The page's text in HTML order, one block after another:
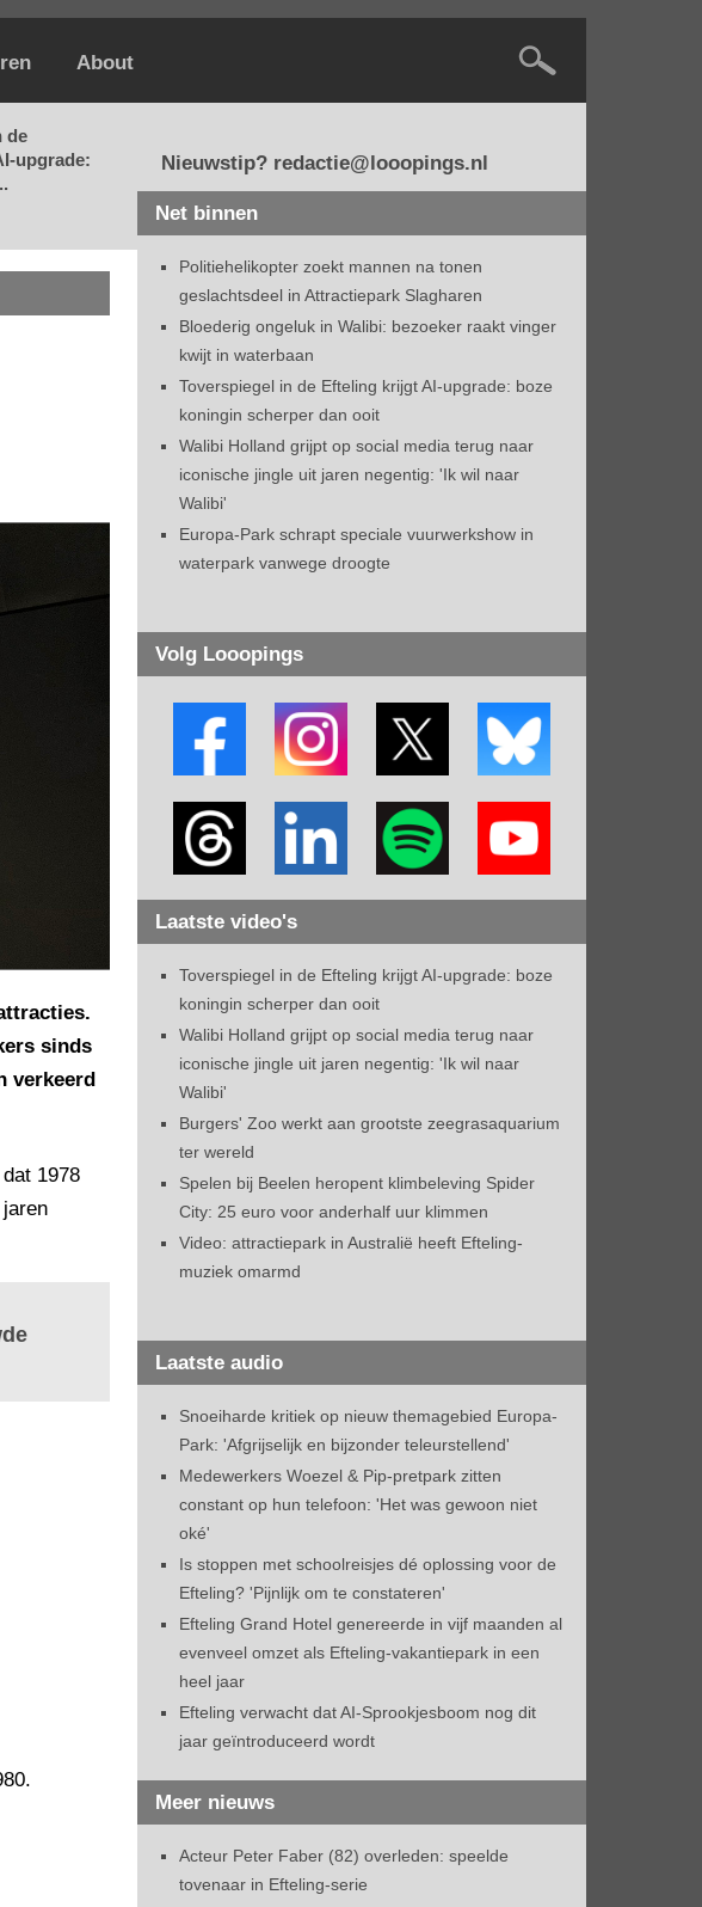
About
de
upgrade:
sinds
verkeerd
1978
Nieuwstip? redactie@looopings.nl
Net binnen
Politiehelikopter zoekt mannen na tonen
geslachtsdeel in Attractiepark Slagharen
Bloederig ongeluk in Walibi: bezoeker raakt vinger
kwijt in waterbaan
Toverspiegel in de Efteling krijgt AI-upgrade: boze
koningin scherper dan ooit
Walibi Holland grijpt op social media terug naar
iconische jingle uit jaren negentig: 'Ik wil naar
Walibi'
Europa-Park schrapt speciale vuurwerkshow in
waterpark vanwege droogte
Volg Looopings
Laatste video's
Toverspiegel in de Efteling krijgt AI-upgrade: boze
koningin scherper dan ooit
Walibi Holland grijpt op social media terug naar
iconische jingle uit jaren negentig: 'Ik wil naar
Walibi'
Burgers' Zoo werkt aan grootste zeegrasaquarium
ter wereld
Spelen bij Beelen heropent klimbeleving Spider
City: 25 euro voor anderhalf uur klimmen
Video: attractiepark in Australië heeft Efteling-
muziek omarmd
Laatste audio
Snoeiharde kritiek op nieuw themagebied Europa-
Park: 'Afgrijselijk en bijzonder teleurstellend'
Medewerkers Woezel & Pip-pretpark zitten
constant op hun telefoon: 'Het was gewoon niet
oké'
Is stoppen met schoolreisjes dé oplossing voor de
Efteling? 'Pijnlijk om te constateren'
Efteling Grand Hotel genereerde in vijf maanden al
evenveel omzet als Efteling-vakantiepark in een
heel jaar
Efteling verwacht dat AI-Sprookjesboom nog dit
jaar geïntroduceerd wordt
Meer nieuws
Acteur Peter Faber (82) overleden: speelde
tovenaar in Efteling-serie